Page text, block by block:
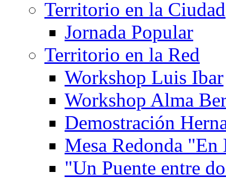
Territorio en la Ciudad
Jornada Popular
Territorio en la Red
Workshop Luis Ibar
Workshop Alma
Demostración
Mesa Redonda
"Un Puente entre